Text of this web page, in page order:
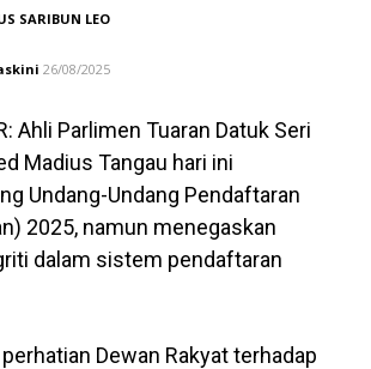
SARIBUN LEO
26/08/2025
Ahli Parlimen Tuaran Datuk Seri
Madius Tangau hari ini
Undang-Undang Pendaftaran
2025, namun menegaskan
dalam sistem pendaftaran
Dewan Rakyat terhadap